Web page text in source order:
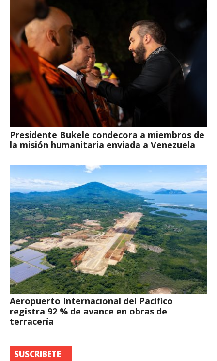
Presidente Bukele condecora a miembros de
la misión humanitaria enviada a Venezuela
Aeropuerto Internacional del Pacífico
registra 92 % de avance en obras de
terracería
SUSCRIBETE